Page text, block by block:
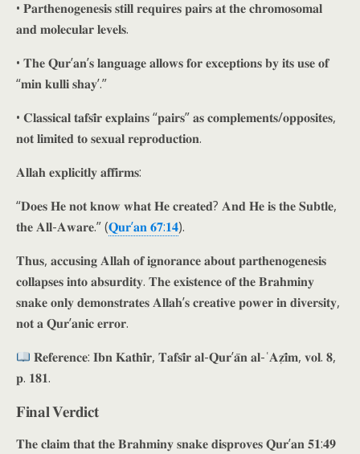
• 𝐏𝐚𝐫𝐭𝐡𝐞𝐧𝐨𝐠𝐞𝐧𝐞𝐬𝐢𝐬 𝐬𝐭𝐢𝐥𝐥 𝐫𝐞𝐪𝐮𝐢𝐫𝐞𝐬 𝐩𝐚𝐢𝐫𝐬 𝐚𝐭 𝐭𝐡𝐞 𝐜𝐡𝐫𝐨𝐦𝐨𝐬𝐨𝐦𝐚𝐥
𝐚𝐧𝐝 𝐦𝐨𝐥𝐞𝐜𝐮𝐥𝐚𝐫 𝐥𝐞𝐯𝐞𝐥𝐬.
• 𝐓𝐡𝐞 𝐐𝐮𝐫’𝐚𝐧’𝐬 𝐥𝐚𝐧𝐠𝐮𝐚𝐠𝐞 𝐚𝐥𝐥𝐨𝐰𝐬 𝐟𝐨𝐫 𝐞𝐱𝐜𝐞𝐩𝐭𝐢𝐨𝐧𝐬 𝐛𝐲 𝐢𝐭𝐬 𝐮𝐬𝐞 𝐨𝐟
“𝐦𝐢𝐧 𝐤𝐮𝐥𝐥𝐢 𝐬𝐡𝐚𝐲’.”
• 𝐂𝐥𝐚𝐬𝐬𝐢𝐜𝐚𝐥 𝐭𝐚𝐟𝐬𝐢̄𝐫 𝐞𝐱𝐩𝐥𝐚𝐢𝐧𝐬 “𝐩𝐚𝐢𝐫𝐬” 𝐚𝐬 𝐜𝐨𝐦𝐩𝐥𝐞𝐦𝐞𝐧𝐭𝐬/𝐨𝐩𝐩𝐨𝐬𝐢𝐭𝐞𝐬,
𝐧𝐨𝐭 𝐥𝐢𝐦𝐢𝐭𝐞𝐝 𝐭𝐨 𝐬𝐞𝐱𝐮𝐚𝐥 𝐫𝐞𝐩𝐫𝐨𝐝𝐮𝐜𝐭𝐢𝐨𝐧.
𝐀𝐥𝐥𝐚𝐡 𝐞𝐱𝐩𝐥𝐢𝐜𝐢𝐭𝐥𝐲 𝐚𝐟𝐟𝐢𝐫𝐦𝐬:
“𝐃𝐨𝐞𝐬 𝐇𝐞 𝐧𝐨𝐭 𝐤𝐧𝐨𝐰 𝐰𝐡𝐚𝐭 𝐇𝐞 𝐜𝐫𝐞𝐚𝐭𝐞𝐝? 𝐀𝐧𝐝 𝐇𝐞 𝐢𝐬 𝐭𝐡𝐞 𝐒𝐮𝐛𝐭𝐥𝐞,
𝐭𝐡𝐞 𝐀𝐥𝐥-𝐀𝐰𝐚𝐫𝐞.” (𝐐𝐮𝐫’𝐚𝐧 𝟔𝟕:𝟏𝟒).
𝐓𝐡𝐮𝐬, 𝐚𝐜𝐜𝐮𝐬𝐢𝐧𝐠 𝐀𝐥𝐥𝐚𝐡 𝐨𝐟 𝐢𝐠𝐧𝐨𝐫𝐚𝐧𝐜𝐞 𝐚𝐛𝐨𝐮𝐭 𝐩𝐚𝐫𝐭𝐡𝐞𝐧𝐨𝐠𝐞𝐧𝐞𝐬𝐢𝐬
𝐜𝐨𝐥𝐥𝐚𝐩𝐬𝐞𝐬 𝐢𝐧𝐭𝐨 𝐚𝐛𝐬𝐮𝐫𝐝𝐢𝐭𝐲. 𝐓𝐡𝐞 𝐞𝐱𝐢𝐬𝐭𝐞𝐧𝐜𝐞 𝐨𝐟 𝐭𝐡𝐞 𝐁𝐫𝐚𝐡𝐦𝐢𝐧𝐲
𝐬𝐧𝐚𝐤𝐞 𝐨𝐧𝐥𝐲 𝐝𝐞𝐦𝐨𝐧𝐬𝐭𝐫𝐚𝐭𝐞𝐬 𝐀𝐥𝐥𝐚𝐡’𝐬 𝐜𝐫𝐞𝐚𝐭𝐢𝐯𝐞 𝐩𝐨𝐰𝐞𝐫 𝐢𝐧 𝐝𝐢𝐯𝐞𝐫𝐬𝐢𝐭𝐲,
𝐧𝐨𝐭 𝐚 𝐐𝐮𝐫’𝐚𝐧𝐢𝐜 𝐞𝐫𝐫𝐨𝐫.
𝐑𝐞𝐟𝐞𝐫𝐞𝐧𝐜𝐞: 𝐈𝐛𝐧 𝐊𝐚𝐭𝐡𝐢̄𝐫, 𝐓𝐚𝐟𝐬𝐢̄𝐫 𝐚𝐥-𝐐𝐮𝐫’𝐚̄𝐧 𝐚𝐥-ʿ𝐀𝐳̣𝐢̄𝐦, 𝐯𝐨𝐥. 𝟖,
𝐩. 𝟏𝟖𝟏.
𝐅𝐢𝐧𝐚𝐥 𝐕𝐞𝐫𝐝𝐢𝐜𝐭
𝐓𝐡𝐞 𝐜𝐥𝐚𝐢𝐦 𝐭𝐡𝐚𝐭 𝐭𝐡𝐞 𝐁𝐫𝐚𝐡𝐦𝐢𝐧𝐲 𝐬𝐧𝐚𝐤𝐞 𝐝𝐢𝐬𝐩𝐫𝐨𝐯𝐞𝐬 𝐐𝐮𝐫’𝐚𝐧 𝟓𝟏:𝟒𝟗